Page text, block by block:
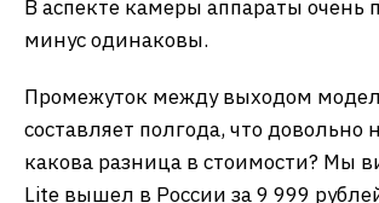
Оригиналы фотографий (zip,